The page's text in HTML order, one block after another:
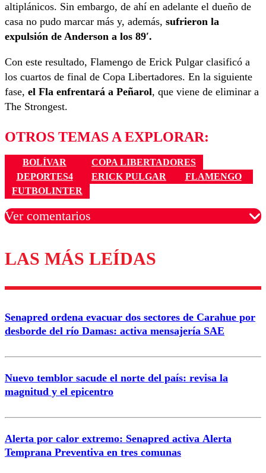
altiplánicos. Sin embargo, de ahí en adelante el dueño de
casa no pudo marcar más y, además, sufrieron la
expulsión de Anderson a los 89′.
Con este resultado, Flamengo de Erick Pulgar clasificó a
los cuartos de final de Copa Libertadores. En la siguiente
fase, el Fla enfrentará a Peñarol, que viene de eliminar a
The Strongest.
OTROS TEMAS A EXPLORAR:
BOLÍVAR
COPA LIBERTADORES
DEPORTES4
ERICK PULGAR
FLAMENGO
FUTBOLINTER
Ver comentarios
Los comentarios son moderados para garantizar un
diálogo respetuoso.
Nombre
Correo
LAS MÁS LEÍDAS
Senapred ordena evacuar dos sectores de Carahue por
desborde del río Damas: activa mensajería SAE
Nuevo temblor sacude el norte del país: revisa la
magnitud y el epicentro
Alerta por calor extremo: Senapred activa Alerta
Temprana Preventiva en tres comunas